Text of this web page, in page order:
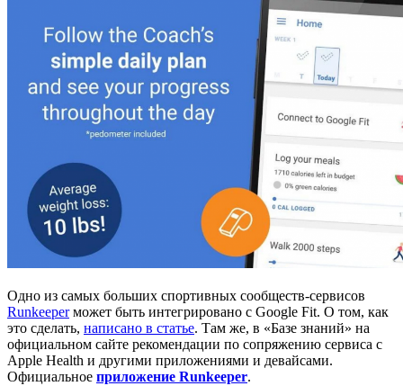
Одно из самых больших спортивных сообществ-сервисов
Runkeeperможет быть интегрировано с Google Fit. О том, как
это сделать, написано в статье. Там же, в «Базе знаний» на
официальном сайте рекомендации по сопряжению сервиса с
Apple Health и другими приложениями и девайсами.
Официальное приложение Runkeeper.